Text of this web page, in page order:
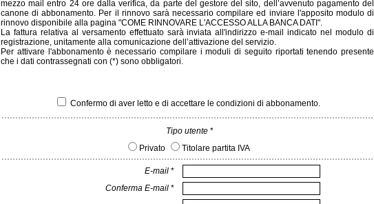
mezzo mail entro 24 ore dalla verifica, da parte del gestore del sito, dell’avvenuto pagamento del
canone di abbonamento. Per il rinnovo sarà necessario compilare ed inviare l'apposito modulo di
rinnovo disponibile alla pagina "COME RINNOVARE L'ACCESSO ALLA BANCA DATI".
La fattura relativa al versamento effettuato sarà inviata all'indirizzo e-mail indicato nel modulo di
registrazione, unitamente alla comunicazione dell’attivazione del servizio.
Per attivare l'abbonamento è necessario compilare i moduli di seguito riportati tenendo presente
che i dati contrassegnati con (*) sono obbligatori.
Confermo di aver letto e di accettare le condizioni di abbonamento.
Tipo utente*
Privato
Titolare partita IVA
E-mail *
Conferma E-mail *